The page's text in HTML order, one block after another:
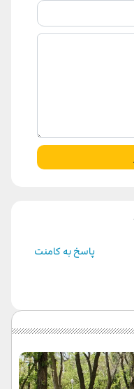
پاسخ به کامنت